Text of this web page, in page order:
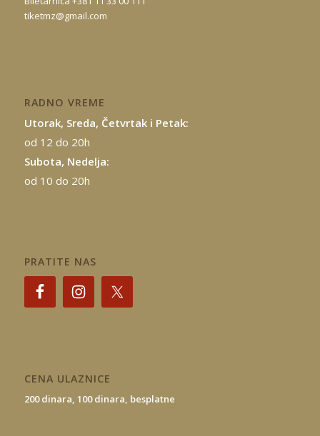
tiketmz@gmail.com
RADNO VREME
Utorak, Sreda, Četvrtak i Petak:
od 12 do 20h
Subota, Nedelja:
od 10 do 20h
PRATITE NAS
CENA ULAZNICE
200 dinara, 100 dinara, besplatne